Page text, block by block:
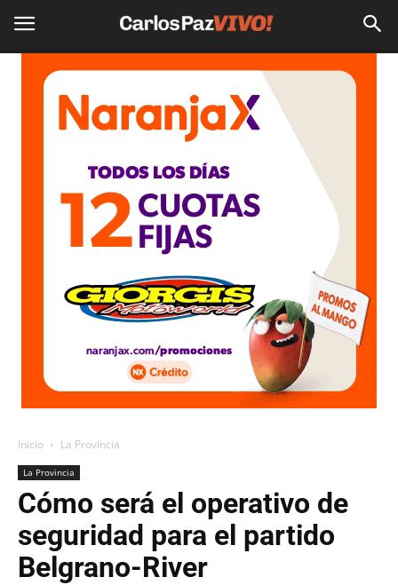
Inicio La Provincia
La Provincia
Cómo será el operativo de
seguridad para el partido
Belgrano-River